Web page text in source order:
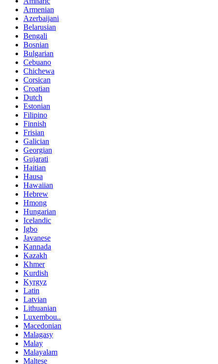
Armenian
Azerbaijani
Belarusian
Bengali
Bosnian
Bulgarian
Cebuano
Chichewa
Corsican
Croatian
Dutch
Estonian
Filipino
Finnish
Frisian
Galician
Georgian
Gujarati
Haitian
Hausa
Hawaiian
Hebrew
Hmong
Hungarian
Icelandic
Igbo
Javanese
Kannada
Kazakh
Khmer
Kurdish
Kyrgyz
Latin
Latvian
Lithuanian
Luxembou..
Macedonian
Malagasy
Malay
Malayalam
Maltese